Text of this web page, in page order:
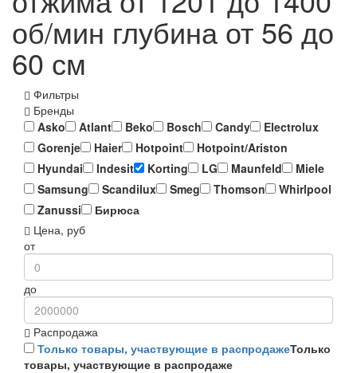
об/мин глубина от 56 до
60 см
Фильтры
Бренды
Asko
Atlant Beko Bosch Candy
Electrolux
Gorenje
Haier Hotpoint
Hotpoint/Ariston
Hyundai
Indesit Korting LG Maunfeld
Miele
Samsung
Scandilux Smeg Thomson
Whirlpool
Zanussi
Бирюса
Цена, руб
от
до
Распродажа
Только товары, участвующие в распродажеТолько
товары, участвующие в распродаже